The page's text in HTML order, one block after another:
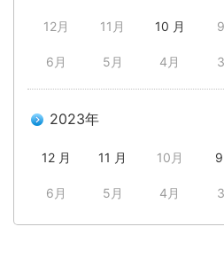
12月 11月 10 月
6月 5月 4月
2023年
12 月 11 月 10月
6月 5月 4月